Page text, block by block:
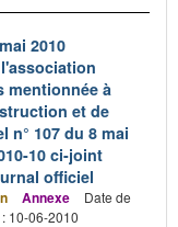
2010
mentionnée à
et de
107 du 8 mai
10 ci-joint
officiel
Annexe
Date de
10-06-2010